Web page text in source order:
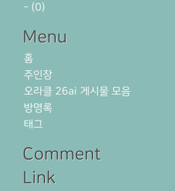
- (0)
Menu
홈
주인장
오라클 26ai 게시물 모음
방명록
태그
Comment
Link